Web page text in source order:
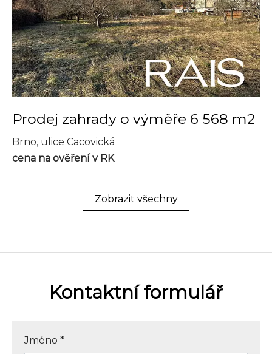
Prodej zahrady o výměře 6 568 m2
Brno, ulice Cacovická
cena na ověření v RK
Zobrazit všechny
Kontaktní formulář
Jméno *